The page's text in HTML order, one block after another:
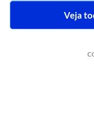
Veja